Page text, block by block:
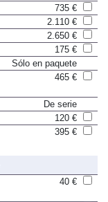
735 €
2.110 €
2.650 €
175 €
Sólo en paquete
465 €
De serie
120 €
395 €
40 €